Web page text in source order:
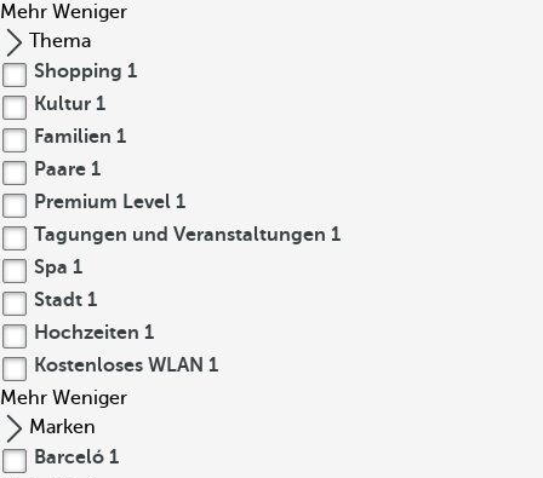
Mehr Weniger
Thema
Shopping 1
Kultur 1
Familien 1
Paare 1
Premium Level 1
Tagungen und Veranstaltungen 1
Spa 1
Stadt 1
Hochzeiten 1
Kostenloses WLAN 1
Mehr Weniger
Marken
Barceló 1